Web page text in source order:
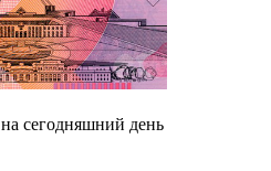
сегодняшний день